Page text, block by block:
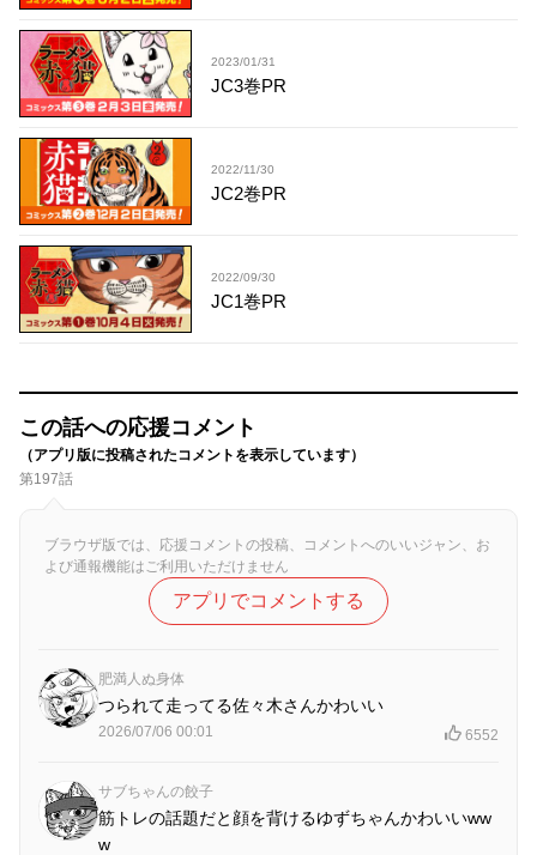
2023/01/31
JC3巻PR
2022/11/30
JC2巻PR
2022/09/30
JC1巻PR
この話への応援コメント
（アプリ版に投稿されたコメントを表示しています）
第197話
ブラウザ版では、応援コメントの投稿、コメントへのいいジャン、お
よび通報機能はご利用いただけません
アプリでコメントする
肥満人ぬ身体
つられて走ってる佐々木さんかわいい
2026/07/06 00:01 6552
サブちゃんの餃子
筋トレの話題だと顔を背けるゆずちゃんかわいいww
w